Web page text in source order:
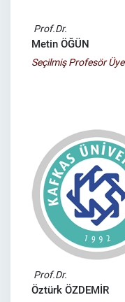
Prof.Dr.
Metin ÖĞÜN
Seçilmiş Profesör Üye
Prof.Dr.
Öztürk ÖZDEMİR